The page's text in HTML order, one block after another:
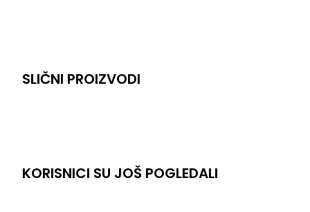
SLIČNI PROIZVODI
KORISNICI SU JOŠ POGLEDALI